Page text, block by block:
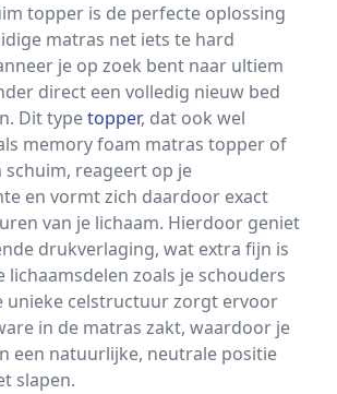
topper is de perfecte oplossing
matras net iets te hard
je op zoek bent naar ultiem
direct een volledig nieuw bed
Dit typetopper, dat ook wel
memory foam matras topper of
schuim, reageert op je
en vormt zich daardoor exact
van je lichaam. Hierdoor geniet
drukverlaging, wat extra fijn is
lichaamsdelen zoals je schouders
unieke celstructuur zorgt ervoor
in de matras zakt, waardoor je
een natuurlijke, neutrale positie
slapen.